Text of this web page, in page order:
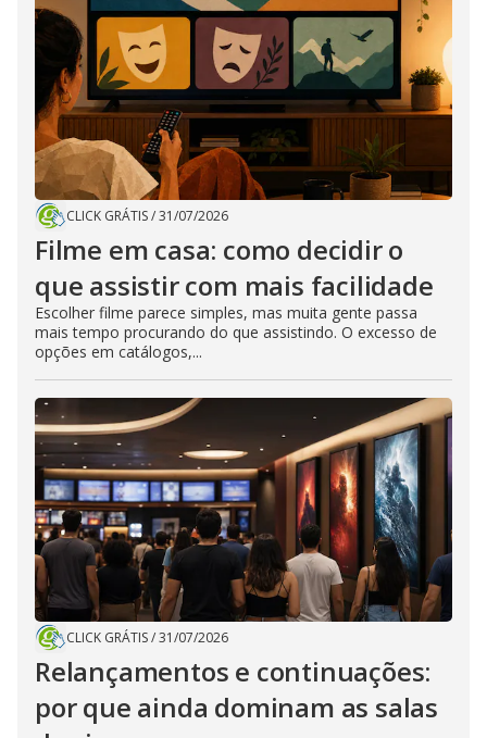
CLICK GRÁTIS/31/07/2026
Filme em casa: como decidir o
que assistir com mais facilidade
Escolher filme parece simples, mas muita gente passa
mais tempo procurando do que assistindo. O excesso de
opções em catálogos,...
CLICK GRÁTIS/31/07/2026
Relançamentos e continuações:
por que ainda dominam as salas